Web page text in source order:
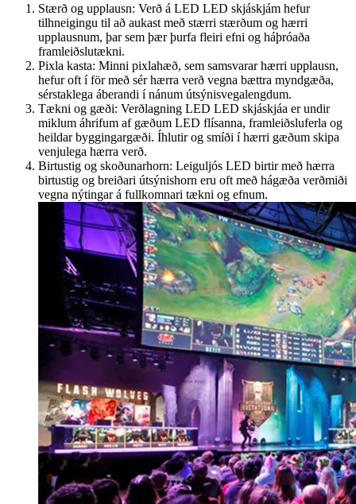
Stærð og upplausn: Verð á LED LED skjáskjám hefur
tilhneigingu til að aukast með stærri stærðum og hærri
upplausnum, þar sem þær þurfa fleiri efni og háþróaða
framleiðslutækni.
Pixla kasta: Minni pixlahæð, sem samsvarar hærri upplausn,
hefur oft í för með sér hærra verð vegna bættra myndgæða,
sérstaklega áberandi í nánum útsýnisvegalengdum.
Tækni og gæði: Verðlagning LED LED skjáskjáa er undir
miklum áhrifum af gæðum LED flísanna, framleiðsluferla og
heildar byggingargæði. Íhlutir og smíði í hærri gæðum skipa
venjulega hærra verð.
Birtustig og skoðunarhorn: Leiguljós LED birtir með hærra
birtustig og breiðari útsýnishorn eru oft með hágæða verðmiði
vegna nýtingar á fullkomnari tækni og efnum.